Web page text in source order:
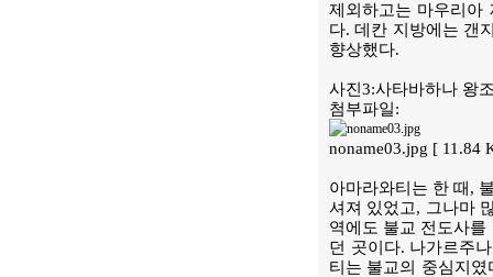
제외하고는 마우리아
다. 데칸 지방에는 갠
향상했다.
사진3:사타바하나 왕
첨부파일:
noname03.jpg [ 11.84
아마라와티는 한 때,
셔져 있었고, 그나마
역에도 불교 전도사
던 곳이다. 나가르주
티는 불교의 중심지